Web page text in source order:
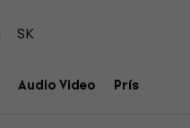
SK
Audio Video